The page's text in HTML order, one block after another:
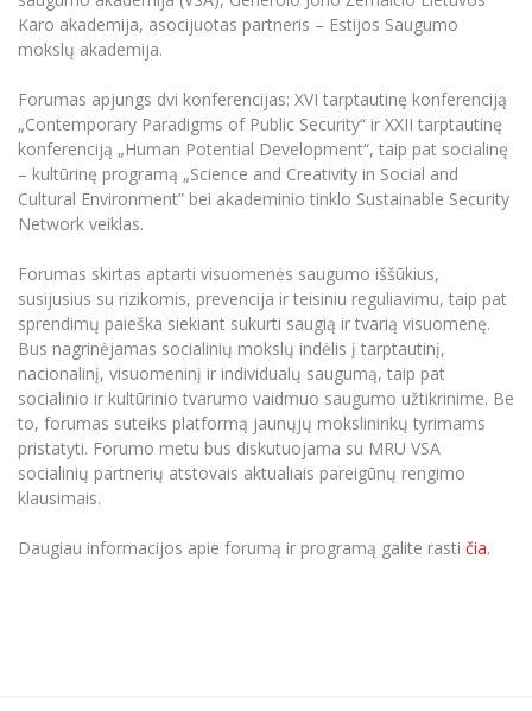
Universiteto teatras
MRU merginų choras
Neformaliuoju ir (ar) savišvietos būdu įgytų
kompetencijų vertinimas ir pripažinimas
Erasmus+ mobilumas praktikoms (SMP)
Partnerystės
Azijos centras
Vilniaus Karaliaus Sedžiongo institutas
Frankofoniškų šalių studijų centras
Emocinė gerovė
Mokslo laboratorijos
Doktorantūra
Projektai
Akademinė leidyba
Mokymų LAB
Mokslo naujienos
Kasmetiniai mokslo renginiai
Veiklos dokumentai
Darbas MRU
Universiteto simbolika
Atributika
Naujienos
Tarptautiškumas
Studentams
Studentams
Darbuotojams
Azijos centras
Darbuotojams
Partnerystės
Darnus vystymasis
Privatumo politika
Negalia ir individualieji poreikiai
Sūduvos akademija
Tinklalaidės
Magistrantūros studijos
Vadovų MBA
Švietimo ir kultūros vadovų MPA
Teisės LL.M.
Pedagogų rengimas
Doktorantūros studijos
Profesinės bakalauro studijos
Personalo valdymo centras
Privačių interesų deklaravimas
Informacija naujiems darbuotojams
Studijų Moodle (studijų vykdymui)
Darbuotojų Moodle (kompetencijų tobulinimui)
Informacinė sistema "Studijos"
Karo akademija, asocijuotas partneris – Estijos Saugumo
mokslų akademija.
Forumas apjungs dvi konferencijas: XVI tarptautinę konferenciją
„Contemporary Paradigms of Public Security“ ir XXII tarptautinę
konferenciją „Human Potential Development“, taip pat socialinę
– kultūrinę programą „Science and Creativity in Social and
Cultural Environment” bei akademinio tinklo Sustainable Security
Network veiklas.
Forumas skirtas aptarti visuomenės saugumo iššūkius,
susijusius su rizikomis, prevencija ir teisiniu reguliavimu, taip pat
sprendimų paieška siekiant sukurti saugią ir tvarią visuomenę.
Bus nagrinėjamas socialinių mokslų indėlis į tarptautinį,
nacionalinį, visuomeninį ir individualų saugumą, taip pat
socialinio ir kultūrinio tvarumo vaidmuo saugumo užtikrinime. Be
to, forumas suteiks platformą jaunųjų mokslininkų tyrimams
pristatyti. Forumo metu bus diskutuojama su MRU VSA
socialinių partnerių atstovais aktualiais pareigūnų rengimo
klausimais.
Daugiau informacijos apie forumą ir programą galite rasti čia.